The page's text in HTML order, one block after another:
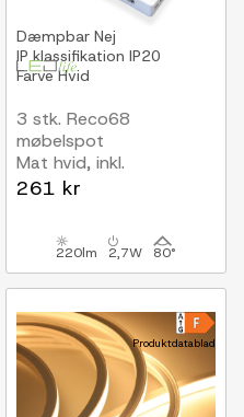
Dæmpbar Nej
IP klassifikation IP20
FarveHvid
3 stk. Reco68
møbelspot
Mat hvid, inkl.
strømforsyning
261 kr
220lm 2,7W 80°
Produktdatablad